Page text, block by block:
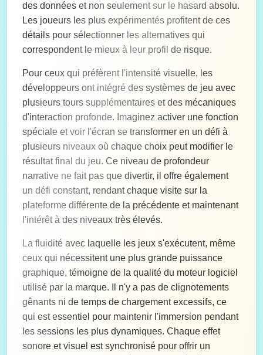
des données et non seulement sur le hasard absolu.
Les joueurs les plus expérimentés profitent de ces
détails pour sélectionner les alternatives qui
correspondent le mieux à leur profil de risque.
Pour ceux qui préfèrent l'intensité visuelle, les
développeurs ont intégré des systèmes de jeu avec
plusieurs tours supplémentaires et des mécaniques
d'interaction profonde. Imaginez activer une fonction
spéciale et voir l'écran se transformer en un défi à
plusieurs niveaux où chaque choix peut modifier le
résultat final du jeu. Ce niveau de profondeur
narrative ne fait pas que divertir, il offre également
un défi constant, rendant chaque visite sur la
plateforme différente de la précédente et maintenant
l'intérêt à des niveaux très élevés.
La fluidité avec laquelle les jeux s'exécutent, même
ceux qui nécessitent une plus grande puissance
graphique, témoigne de la qualité du moteur logiciel
utilisé par la marque. Il n'y a pas de clignotements
gênants ni de temps de chargement excessifs, ce
qui est essentiel pour maintenir l'immersion pendant
les sessions les plus dynamiques. Chaque effet
sonore et visuel est synchronisé pour offrir un